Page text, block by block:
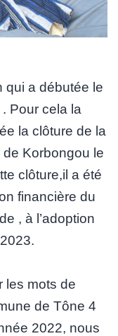
qui a débutée le
Pour cela la
la clôture de la
Korbongou le
clôture,il a été
financière du
, à l’adoption
les mots de
de Tône 4
2022, nous